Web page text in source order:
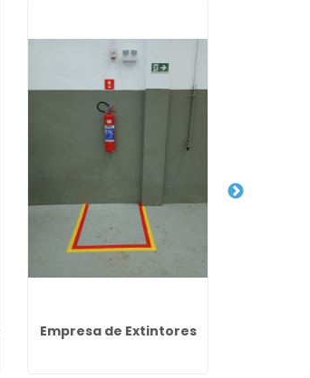
Empresa de Extintores